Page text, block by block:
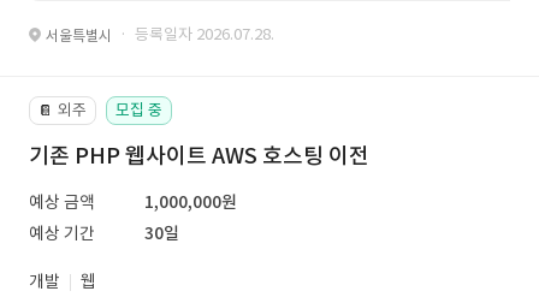
서울특별시 · 등록일자 2026.07.28.
📔 외주 모집 중
기존 PHP 웹사이트 AWS 호스팅 이전
예상 금액
1,000,000원
예상 기간
30일
개발
웹